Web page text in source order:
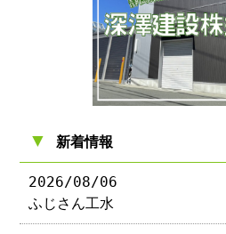
▼ 新着情報
2026/08/06
ふじさん工水